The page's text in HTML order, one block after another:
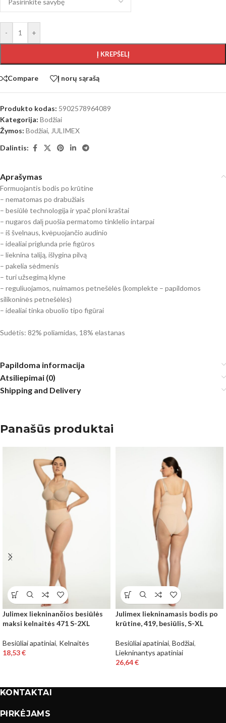
- +
Į KREPŠELĮ
Compare Į norų sąrašą
Produkto kodas: 5902578964089
Kategorija: Bodžiai
Žymos: Bodžiai, JULIMEX
Dalintis:
Aprašymas
Formuojantis bodis po krūtine
– nematomas po drabužiais
– besiūlė technologija ir ypač ploni kraštai
– nugaros dalį puošia permatomo tinklelio intarpai
– iš švelnaus, kvėpuojančio audinio
– idealiai priglunda prie figūros
– lieknina taliją, išlygina pilvą
– pakelia sėdmenis
– turi užsegimą klyne
– reguliuojamos, nuimamos petnešėlės (komplekte – papildomos
silikoninės petnešėlės)
– idealiai tinka obuolio tipo figūrai
Sudėtis: 82% poliamidas, 18% elastanas
Papildoma informacija
Atsiliepimai (0)
Shipping and Delivery
Panašūs produktai
Julimex liekninančios besiūlės
maksi kelnaitės 471 S-2XL
Besiūliai apatiniai, Kelnaitės
18,53€
Julimex liekninamasis bodis po
krūtine, 419, besiūlis, S-XL
Besiūliai apatiniai, Bodžiai,
Liekninantys apatiniai
26,64€
KONTAKTAI
PIRKĖJAMS